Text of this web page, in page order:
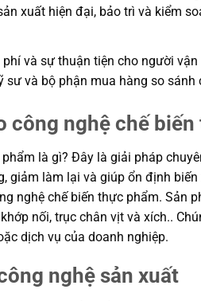
xuất hiện đại, bảo trì và kiểm
và sự thuận tiện cho người
và bộ phận mua hàng so
công nghệ chế
là gì? Đây là giải pháp
giảm làm lại và giúp ổn định
nghệ chế biến thực phẩm. Sản
nối, trục chân vịt và xích..
dịch vụ của doanh nghiệp.
nghệ sản xuất